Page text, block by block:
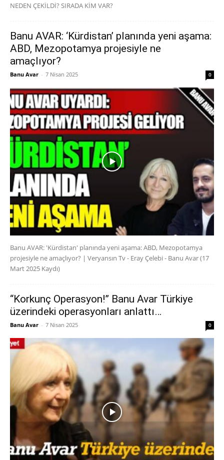
NEDEN ÇEKİLDİ? SIRADA KİM VAR?
Banu AVAR: ‘Kürdistan’ planında yeni aşama:
ABD, Mezopotamya projesiyle ne
amaçlıyor?
Banu Avar - 7 Nisan 2025 0
Banu AVAR: 'Kürdistan' planında yeni aşama: ABD, Mezopotamya
projesiyle ne amaçlıyor? | Veryansın Tv - Eray Çelebi - Banu Avar (17
Mart 2025 Kaydı)
“Korkunç Operasyon!” Banu Avar Türkiye
üzerindeki operasyonları anlattı…
Banu Avar - 7 Nisan 2025 0